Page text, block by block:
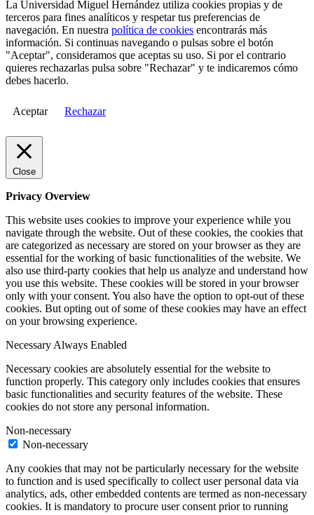
La Universidad Miguel Hernández utiliza cookies propias y de
terceros para fines analíticos y respetar tus preferencias de
navegación. En nuestra política de cookies encontrarás más
información. Si continuas navegando o pulsas sobre el botón
"Aceptar", consideramos que aceptas su uso. Si por el contrario
quieres rechazarlas pulsa sobre "Rechazar" y te indicaremos cómo
debes hacerlo.
Aceptar Rechazar
Close
Privacy Overview
This website uses cookies to improve your experience while you
navigate through the website. Out of these cookies, the cookies that
are categorized as necessary are stored on your browser as they are
essential for the working of basic functionalities of the website. We
also use third-party cookies that help us analyze and understand how
you use this website. These cookies will be stored in your browser
only with your consent. You also have the option to opt-out of these
cookies. But opting out of some of these cookies may have an effect
on your browsing experience.
Necessary Always Enabled
Necessary cookies are absolutely essential for the website to
function properly. This category only includes cookies that ensures
basic functionalities and security features of the website. These
cookies do not store any personal information.
Non-necessary
Non-necessary
Any cookies that may not be particularly necessary for the website
to function and is used specifically to collect user personal data via
analytics, ads, other embedded contents are termed as non-necessary
cookies. It is mandatory to procure user consent prior to running